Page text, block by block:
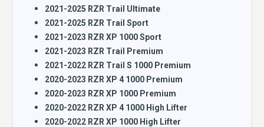
2021-2025 RZR Trail Ultimate
2021-2025 RZR Trail Sport
2021-2023 RZR XP 1000 Sport
2021-2023 RZR Trail Premium
2021-2022 RZR Trail S 1000 Premium
2020-2023 RZR XP 4 1000 Premium
2020-2023 RZR XP 1000 Premium
2020-2022 RZR XP 4 1000 High Lifter
2020-2022 RZR XP 1000 High Lifter